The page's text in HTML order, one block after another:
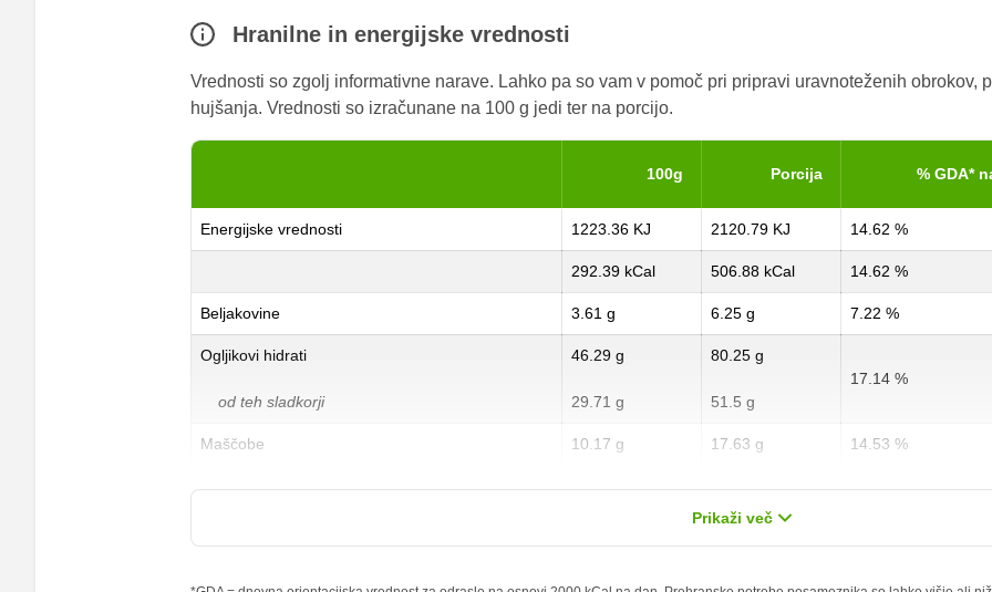
Hranilne in energijske vrednosti
Vrednosti so zgolj informativne narave. Lahko pa so vam v pomoč pri pripravi uravnoteženih obrokov,
hujšanja. Vrednosti so izračunane na 100 g jedi ter na porcijo.
100g Porcija % GDA*
Energijske vrednosti 1223.36 KJ 2120.79 KJ 14.62 %
292.39 kCal 506.88 kCal 14.62 %
Beljakovine 3.61 g 6.25 g 7.22 %
Ogljikovi hidrati
od teh sladkorji
46.29 g
29.71 g
80.25 g
51.5 g
17.14 %
Maščobe
od teh nasičene maščobne kisline
10.17 g
6.06 g
17.63 g
10.5 g
14.53 %
30.3 %
Prikaži več